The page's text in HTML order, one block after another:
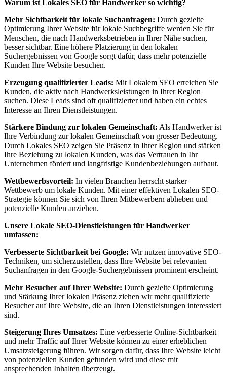
Warum ist Lokales SEO für Handwerker so wichtig?
Mehr Sichtbarkeit für lokale Suchanfragen: Durch gezielte
Optimierung Ihrer Website für lokale Suchbegriffe werden Sie für
Menschen, die nach Handwerksbetrieben in Ihrer Nähe suchen,
besser sichtbar. Eine höhere Platzierung in den lokalen
Suchergebnissen von Google sorgt dafür, dass mehr potenzielle
Kunden Ihre Website besuchen.
Erzeugung qualifizierter Leads: Mit Lokalem SEO erreichen Sie
Kunden, die aktiv nach Handwerksleistungen in Ihrer Region
suchen. Diese Leads sind oft qualifizierter und haben ein echtes
Interesse an Ihren Dienstleistungen.
Stärkere Bindung zur lokalen Gemeinschaft: Als Handwerker ist
Ihre Verbindung zur lokalen Gemeinschaft von grosser Bedeutung.
Durch Lokales SEO zeigen Sie Präsenz in Ihrer Region und stärken
Ihre Beziehung zu lokalen Kunden, was das Vertrauen in Ihr
Unternehmen fördert und langfristige Kundenbeziehungen aufbaut.
Wettbewerbsvorteil: In vielen Branchen herrscht starker
Wettbewerb um lokale Kunden. Mit einer effektiven Lokalen SEO-
Strategie können Sie sich von Ihren Mitbewerbern abheben und
potenzielle Kunden anziehen.
Unsere Lokale SEO-Dienstleistungen für Handwerker
umfassen:
Verbesserte Sichtbarkeit bei Google: Wir nutzen innovative SEO-
Techniken, um sicherzustellen, dass Ihre Website bei relevanten
Suchanfragen in den Google-Suchergebnissen prominent erscheint.
Mehr Besucher auf Ihrer Website: Durch gezielte Optimierung
und Stärkung Ihrer lokalen Präsenz ziehen wir mehr qualifizierte
Besucher auf Ihre Website, die an Ihren Dienstleistungen interessiert
sind.
Steigerung Ihres Umsatzes: Eine verbesserte Online-Sichtbarkeit
und mehr Traffic auf Ihrer Website können zu einer erheblichen
Umsatzsteigerung führen. Wir sorgen dafür, dass Ihre Website leicht
von potenziellen Kunden gefunden wird und diese mit
ansprechenden Inhalten überzeugt.